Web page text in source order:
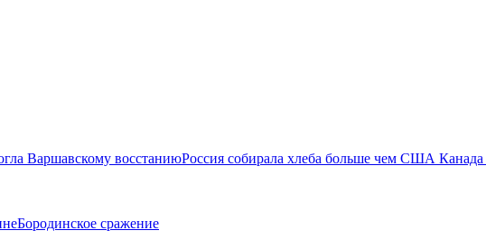
Варшавскому восстаниюРоссия собирала хлеба больше чем США Канада
Бородинское сражение